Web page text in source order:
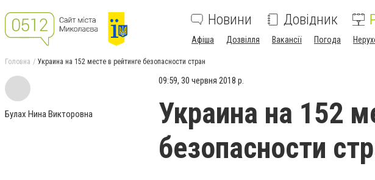
Новини Довідник
Афіша Дозвілля Вакансії Погода
Головна Украина на 152 месте в рейтинге безопасности стран
Булах Нина Викторовна
09:59, 30 червня 2018 р.
Украина на 152
безопасности